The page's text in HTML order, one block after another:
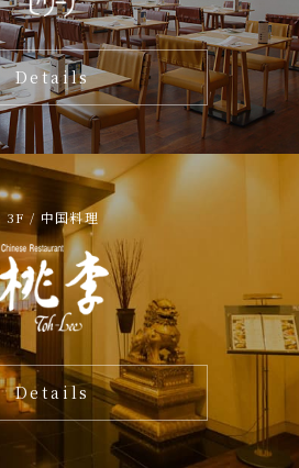
Details
3F / 中国料理
Details